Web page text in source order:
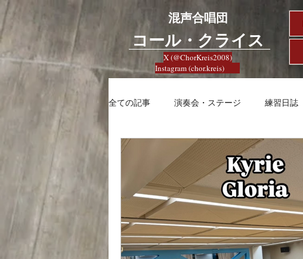
混声合唱団
​コール・クライス
X (@ChorKreis2008)
Instagram (chor.kreis)
全ての記事 演奏会・ステージ 練習日誌
練習 興味 合唱への想い
健康